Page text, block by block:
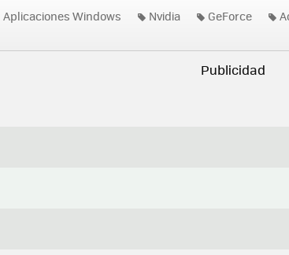
Aplicaciones Windows Nvidia GeForce